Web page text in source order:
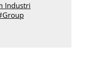
Industri
Group